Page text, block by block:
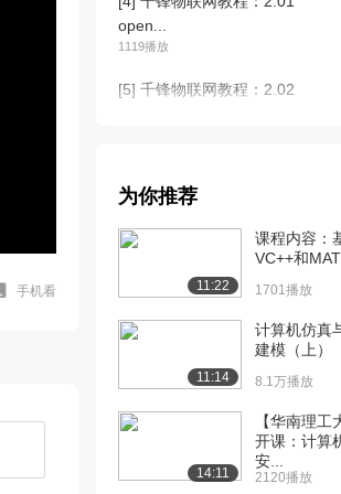
手机看
open...
1119播放
[5] 千锋物联网教程：2.02
open...
[7] 千锋物联网教程：2.03
编译安装...
[8] 千锋物联网教程：2.04
[9] 千锋物联网教程：3.01
为你推荐
11:22
课程内容：
VC++和
1701播放
11:14
计算机仿真
建模（上）
8.1万播放
14:11
【华南理工
开课：计算
安...
2120播放